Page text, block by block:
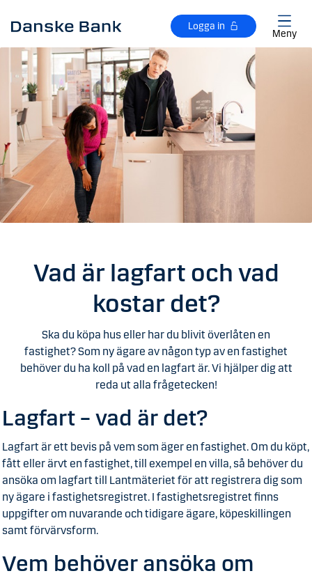
Logga in
Meny
Vad är lagfart och vad
kostar det?
Ska du köpa hus eller har du blivit överlåten en
fastighet? Som ny ägare av någon typ av en fastighet
behöver du ha koll på vad en lagfart är. Vi hjälper dig att
reda ut alla frågetecken!
Lagfart – vad är det?
Lagfart är ett bevis på vem som äger en fastighet. Om du köpt,
fått eller ärvt en fastighet, till exempel en villa, så behöver du
ansöka om lagfart till Lantmäteriet för att registrera dig som
ny ägare i fastighetsregistret. I fastighetsregistret finns
uppgifter om nuvarande och tidigare ägare, köpeskillingen
samt förvärvsform.
Vem behöver ansöka om